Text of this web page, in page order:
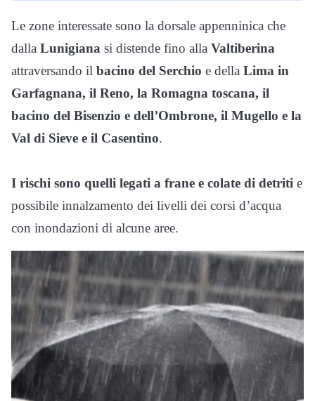
Le zone interessate sono la dorsale appenninica che
dalla Lunigiana si distende fino alla Valtiberina
attraversando il bacino del Serchio e della Lima in
Garfagnana, il Reno, la Romagna toscana, il
bacino del Bisenzio e dell’Ombrone, il Mugello e la
Val di Sieve e il Casentino.
I rischi sono quelli legati a frane e colate di detriti e
possibile innalzamento dei livelli dei corsi d’acqua
con inondazioni di alcune aree.